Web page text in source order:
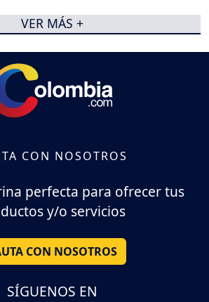
VER MÁS +
CON NOSOTROS
perfecta para ofrecer tus
y/o servicios
CON NOSOTROS
SÍGUENOS EN